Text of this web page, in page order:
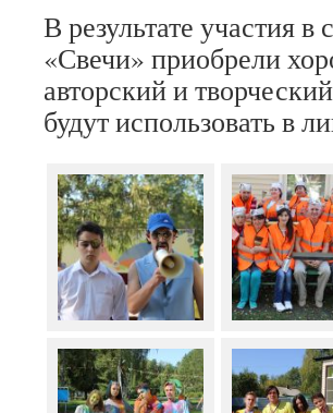
В результате участия
«Свечи» приобрели
авторский и
будут использовать в